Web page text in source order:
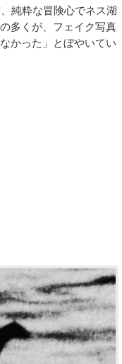
純粋な冒険心でネス湖
多くが、フェイク写真
かった」とぼやいてい